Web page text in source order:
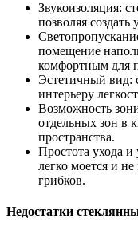
Звукоизоляция:
позволяя
помещение
комфортным для
Эстетичный вид:
интерьеру
Возможность
отдельных зон в
пространства.
Простота ухода и
легко моется и
грибков.
Недостатки